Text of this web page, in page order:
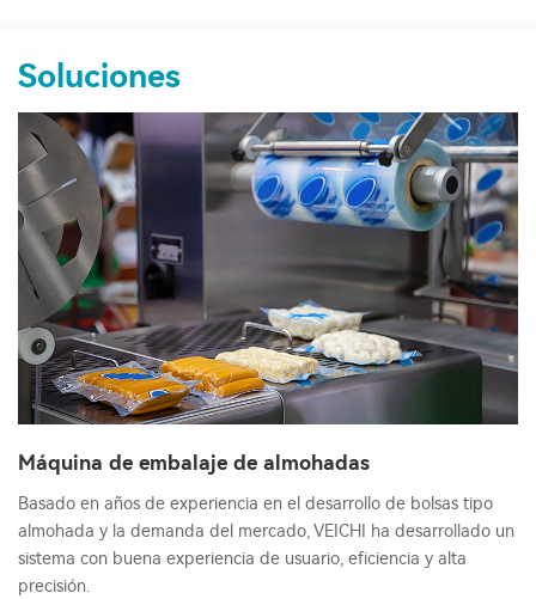
Soluciones
Máquina de embalaje de almohadas
Basado en años de experiencia en el desarrollo de bolsas tipo
almohada y la demanda del mercado, VEICHI ha desarrollado un
sistema con buena experiencia de usuario, eficiencia y alta
precisión.